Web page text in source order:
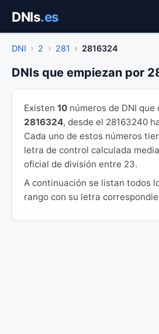
contenido
DNIs.es
DNI 2 281 2816324
DNIs que empiezan por
Existen 10 números de DNI que
2816324, desde el 28163240
Cada uno de estos números
letra de control calculada
oficial de división entre 23.
A continuación se listan todos
rango con su letra